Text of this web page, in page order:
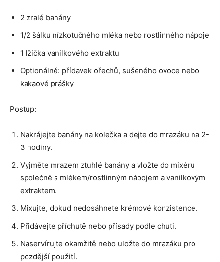
2 zralé banány
1/2 šálku nízkotučného mléka nebo rostlinného nápoje
1 lžička vanilkového extraktu
Optionálně: přídavek ořechů, sušeného ovoce nebo
kakaové prášky
Postup:
Nakrájejte banány na kolečka a dejte do mrazáku na 2-
3 hodiny.
Vyjměte mrazem ztuhlé banány a vložte do mixéru
společně s mlékem/rostlinným nápojem a vanilkovým
extraktem.
Mixujte, dokud nedosáhnete krémové konzistence.
Přidávejte příchutě nebo přísady podle chuti.
Naservírujte okamžitě nebo uložte do mrazáku pro
pozdější použití.